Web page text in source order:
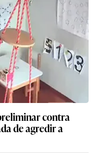
contra
de agredir a